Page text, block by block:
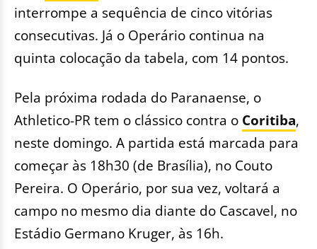
interrompe a sequência de cinco vitórias
consecutivas. Já o Operário continua na
quinta colocação da tabela, com 14 pontos.
Pela próxima rodada do Paranaense, o
Athletico-PR tem o clássico contra o Coritiba,
neste domingo. A partida está marcada para
começar às 18h30 (de Brasília), no Couto
Pereira. O Operário, por sua vez, voltará a
campo no mesmo dia diante do Cascavel, no
Estádio Germano Kruger, às 16h.